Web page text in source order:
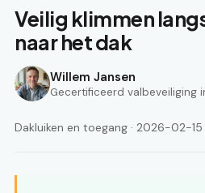
Veilig klimmen
naar het dak
Willem Jansen
Gecertificeerd valbeveiliging
Dakluiken en toegang · 2026-02-15